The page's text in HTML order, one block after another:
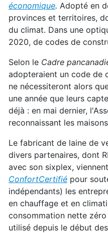
économique. Adopté en
provinces et territoires,
du climat. Dans une
2020, de codes de
Selon le Cadre
adopteraient un code de
ne nécessiteront alors
une année que leurs
déjà : en mai dernier,
reconnaissant les
Le fabricant de laine de
divers partenaires, dont
avec son sixplex,
ConfortCertifié pour
indépendants) les
en chauffage et en
consommation nette
utilisé depuis le début